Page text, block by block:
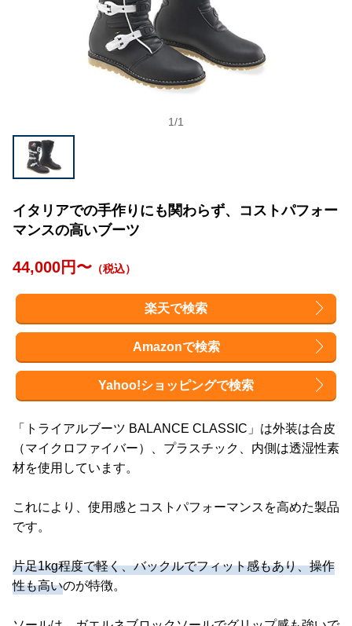
1/1
イタリアでの手作りにも関わらず、コストパフォー
マンスの高いブーツ
44,000円〜 （税込）
楽天で検索
Amazonで検索
Yahoo!ショッピングで検索
「トライアルブーツ BALANCE CLASSIC」は外装は合皮
（マイクロファイバー）、プラスチック、内側は透湿性素
材を使用しています。
これにより、使用感とコストパフォーマンスを高めた製品
です。
片足1kg程度で軽く、バックルでフィット感もあり、操作
性も高いのが特徴。